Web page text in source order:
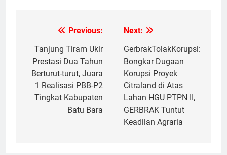
Navigasi
pos
Previous:
Tanjung Tiram Ukir
Prestasi Dua Tahun
Berturut-turut, Juara
1 Realisasi PBB-P2
Tingkat Kabupaten
Batu Bara
Next:
GerbrakTolakKorupsi:
Bongkar Dugaan
Korupsi Proyek
Citraland di Atas
Lahan HGU PTPN II,
GERBRAK Tuntut
Keadilan Agraria